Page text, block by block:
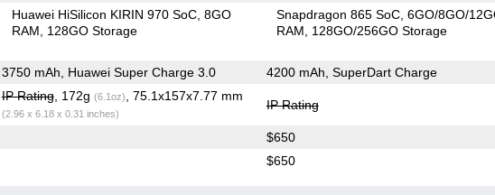
Huawei HiSilicon KIRIN 970 SoC 8GO
RAM
128GO Storage
Snapdragon 865 SoC 6GO/8GO/
RAM
128GO/256GO Storage
3750 mAh, Huawei Super Charge 3.0 4200 mAh, SuperDart Charge
IP Rating, 172g (6.1oz) , 75.1x157x7.77 mm
(2.96 x 6.18 x 0.31 inches)
IP Rating
$650
$650